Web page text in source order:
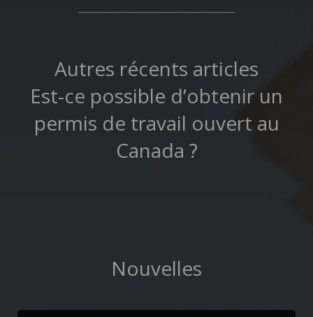
Autres récents articles
Est-ce possible d’obtenir un
permis de travail ouvert au
Canada ?
Nouvelles